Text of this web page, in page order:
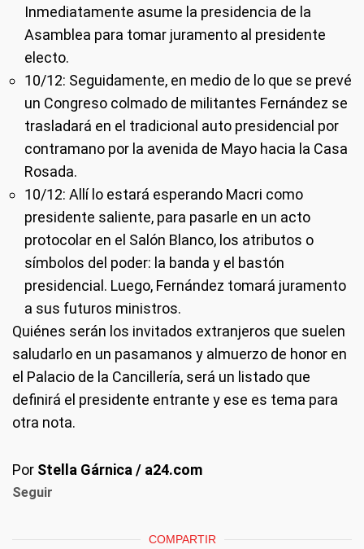
Inmediatamente asume la presidencia de la
Asamblea para tomar juramento al presidente
electo.
10/12: Seguidamente, en medio de lo que se prevé
un Congreso colmado de militantes Fernández se
trasladará en el tradicional auto presidencial por
contramano por la avenida de Mayo hacia la Casa
Rosada.
10/12: Allí lo estará esperando Macri como
presidente saliente, para pasarle en un acto
protocolar en el Salón Blanco, los atributos o
símbolos del poder: la banda y el bastón
presidencial. Luego, Fernández tomará juramento
a sus futuros ministros.
Quiénes serán los invitados extranjeros que suelen
saludarlo en un pasamanos y almuerzo de honor en
el Palacio de la Cancillería, será un listado que
definirá el presidente entrante y ese es tema para
otra nota.
Por Stella Gárnica / a24.com
Seguir
COMPARTIR